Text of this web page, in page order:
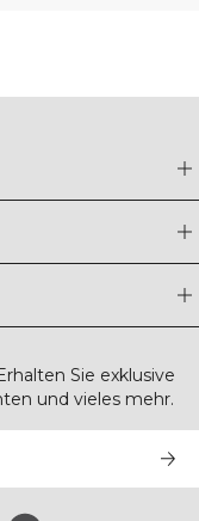
Sie exklusive
und vieles mehr.